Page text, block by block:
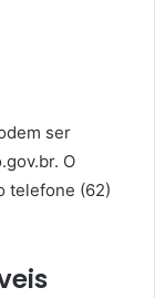
ser
O
telefone (62)